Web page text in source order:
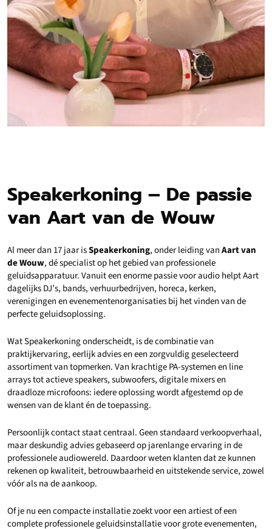
Speakerkoning – De passie
van Aart van de Wouw
Al meer dan 17 jaar isSpeakerkoning, onder leiding vanAart van
de Wouw, dé specialist op het gebied van professionele
geluidsapparatuur. Vanuit een enorme passie voor audio helpt Aart
dagelijks DJ’s, bands, verhuurbedrijven, horeca, kerken,
verenigingen en evenementenorganisaties bij het vinden van de
perfecte geluidsoplossing.
Wat Speakerkoning onderscheidt, is de combinatie van
praktijkervaring, eerlijk advies en een zorgvuldig geselecteerd
assortiment van topmerken. Van krachtige PA-systemen en line
arrays tot actieve speakers, subwoofers, digitale mixers en
draadloze microfoons: iedere oplossing wordt afgestemd op de
wensen van de klant én de toepassing.
Persoonlijk contact staat centraal. Geen standaard verkoopverhaal,
maar deskundig advies gebaseerd op jarenlange ervaring in de
professionele audiowereld. Daardoor weten klanten dat ze kunnen
rekenen op kwaliteit, betrouwbaarheid en uitstekende service, zowel
vóór als na de aankoop.
Of je nu een compacte installatie zoekt voor een artiest of een
complete professionele geluidsinstallatie voor grote evenementen,